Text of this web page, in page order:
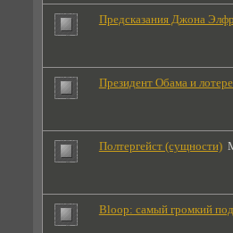
Предсказания Джона
Президент Обама и
Полтергейст (сущности)
Bloop: самый громкий